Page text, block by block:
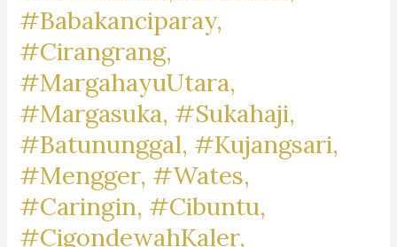
#Babakanciparay,
#Cirangrang,
#MargahayuUtara,
#Margasuka, #Sukahaji,
#Batununggal, #Kujangsari,
#Mengger, #Wates,
#Caringin, #Cibuntu,
#CigondewahKaler,